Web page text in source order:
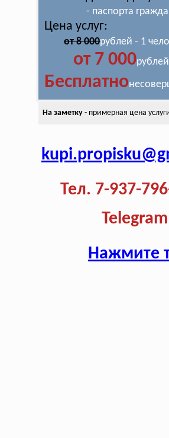
- паспорта
Цена услуг:
от 8 000рублей - 1
от 7 000
Бесплатно
На заметку - примерная цена
Тел. 7-937-
Нажмите